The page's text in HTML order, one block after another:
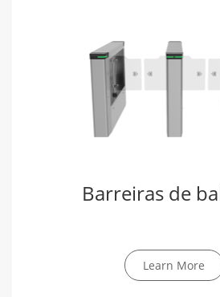
Barreiras de
Learn More